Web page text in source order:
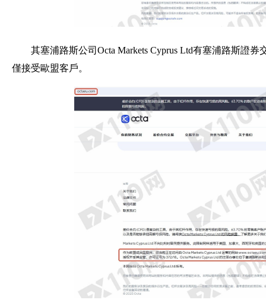
其塞浦路斯公司Octa Markets Cyprus Ltd有塞浦路斯證
僅接受歐盟客戶。